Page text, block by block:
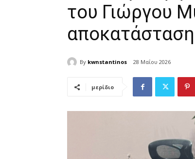
του Γιώργου
By kwnstantinos 28 Μαΐου 2026
μερίδιο